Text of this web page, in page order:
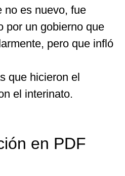
no es nuevo, fue
por un gobierno que
pero que infló
que hicieron el
el interinato.
en PDF